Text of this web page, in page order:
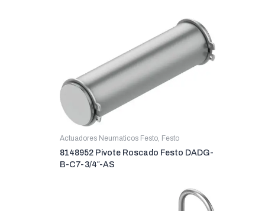
Actuadores Neumaticos Festo, Festo
8148952 Pivote Roscado Festo DADG-
B-C7-3/4″-AS